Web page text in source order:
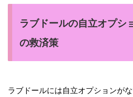
ラブドールの自立オプシ
の救済策
ラブドールには自立オプションが